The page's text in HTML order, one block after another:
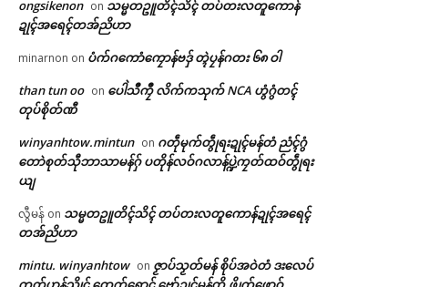
ongsikenon on သမ္မတဥူတိၚ်သိၚ် တပ်တးလတူကောန်
ဍုၚ်အရေၚ်တအ်ညိဟာ
minarnon on ပံက်ဂကောံကၠောန်ဗဒှ် တ္ၚဲပၠန်ဂတး ၆၈ ဝါ
than tun oo on ပေါဲသဳကၠဳ လိက်ကသုက် NCA ဟွံဂွံတၚ်
တုပ်စိုတ်ဏီ
winyanhtow.mintun on ဂတဵုမုက်တွဵုရးဍုၚ်မန်တံ ညံၚ်ဂွံ
တောဲစုတ်သီုဘာသာမန်ဂှ် ပတိုန်လဝ်ဂလာန်ပ္ဍဲကၠတ်ထဝ်တွဵုရး
ယျ
လွီမန် on သမ္မတဥူတိၚ်သိၚ် တပ်တးလတူကောန်ဍုၚ်အရေၚ်
တအ်ညိဟာ
mintu. winyanhtow on ဇၟာပ်သၟတ်မန် စိုပ်အဝဲတံ ဒးလေပ်